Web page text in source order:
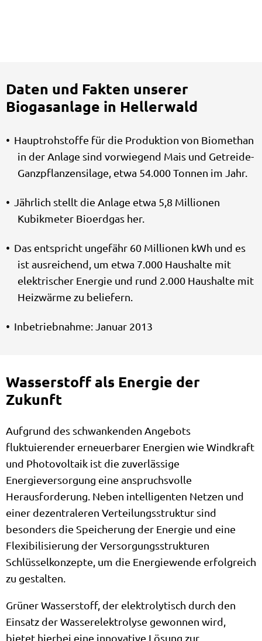
Daten und Fakten unserer
Biogasanlage in Hellerwald
Hauptrohstoffe für die Produktion von Biomethan
in der Anlage sind vorwiegend Mais und Getreide-
Ganzpflanzensilage, etwa 54.000 Tonnen im Jahr.
Jährlich stellt die Anlage etwa 5,8 Millionen
Kubikmeter Bioerdgas her.
Das entspricht ungefähr 60 Millionen kWh und es
ist ausreichend, um etwa 7.000 Haushalte mit
elektrischer Energie und rund 2.000 Haushalte mit
Heizwärme zu beliefern.
Inbetriebnahme: Januar 2013
Wasserstoff als Energie der
Zukunft
Aufgrund des schwankenden Angebots
fluktuierender erneuerbarer Energien wie Windkraft
und Photovoltaik ist die zuverlässige
Energieversorgung eine anspruchsvolle
Herausforderung. Neben intelligenten Netzen und
einer dezentraleren Verteilungsstruktur sind
besonders die Speicherung der Energie und eine
Flexibilisierung der Versorgungsstrukturen
Schlüsselkonzepte, um die Energiewende erfolgreich
zu gestalten.
Grüner Wasserstoff, der elektrolytisch durch den
Einsatz der Wasserelektrolyse gewonnen wird,
bietet hierbei eine innovative Lösung zur